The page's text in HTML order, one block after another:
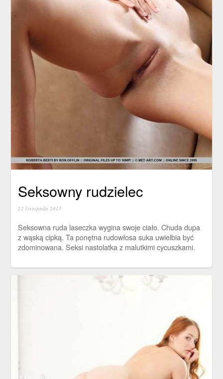
Seksowny rudzielec
22 listopada 2015
Seksowna ruda laseczka wygina swoje ciało. Chuda dupa
z wąską cipką. Ta ponętna rudowłosa suka uwielbia być
zdominowana. Seksi nastolatka z malutkimi cycuszkami.